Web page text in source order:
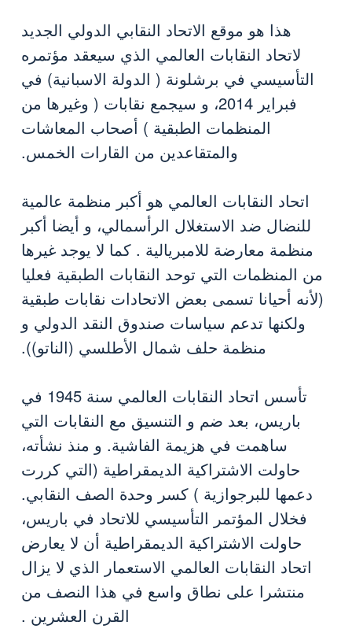
هذا هو موقع الاتحاد النقابي الدولي الجديد
لاتحاد النقابات العالمي الذي سيعقد مؤتمره
التأسيسي في برشلونة ( الدولة الاسبانية) في
فبراير 2014، و سيجمع نقابات ( وغيرها من
المنظمات الطبقية ) أصحاب المعاشات
والمتقاعدين من القارات الخمس.
اتحاد النقابات العالمي هو أكبر منظمة عالمية
للنضال ضد الاستغلال الرأسمالي، و أيضا أكبر
منظمة معارضة للامبريالية . كما لا يوجد غيرها
من المنظمات التي توحد النقابات الطبقية فعليا
(لأنه أحيانا تسمى بعض الاتحادات نقابات طبقية
ولكنها تدعم سياسات صندوق النقد الدولي و
منظمة حلف شمال الأطلسي (الناتو)).
تأسس اتحاد النقابات العالمي سنة 1945 في
باريس، بعد ضم و التنسيق مع النقابات التي
ساهمت في هزيمة الفاشية. و منذ نشأته،
حاولت الاشتراكية الديمقراطية (التي كررت
دعمها للبرجوازية ) كسر وحدة الصف النقابي.
فخلال المؤتمر التأسيسي للاتحاد في باريس،
حاولت الاشتراكية الديمقراطية أن لا يعارض
اتحاد النقابات العالمي الاستعمار الذي لا يزال
منتشرا على نطاق واسع في هذا النصف من
القرن العشرين .